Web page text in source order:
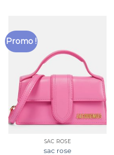
Promo !
SAC ROSE
sac rose